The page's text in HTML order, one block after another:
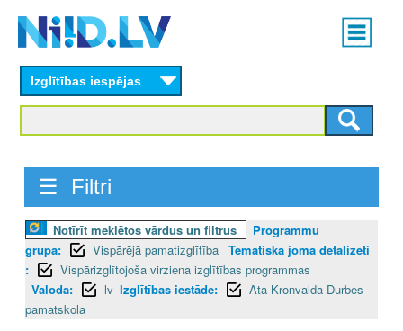
content
Main
menu
Izglītības iespējas
☰ Filtri
Notīrīt meklētos vārdus un filtrus
Programmu
grupa:
Vispārējā pamatizglītība Tematiskā joma detalizēti
:
Vispārizglītojoša virziena izglītības programmas
Valoda:
lv Izglītības iestāde:
Ata Kronvalda Durbes
pamatskola